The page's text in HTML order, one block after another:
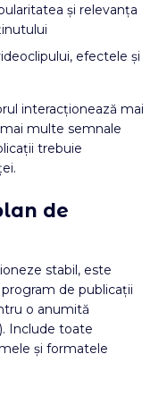
și relevanța
efectele și
interacționează mai
multe semnale
trebuie
de
stabil, este
de publicații
o anumită
Include toate
și formatele